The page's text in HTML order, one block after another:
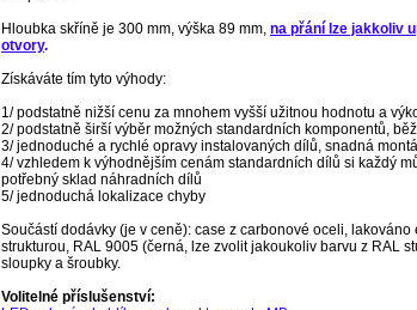
Hloubka skříně je 300 mm, výška 89 mm, na přání lze jakkoliv
otvory.
Získáváte tím tyto výhody:
1/ podstatně nižší cenu za mnohem vyšší užitnou hodnotu a
2/ podstatně širší výběr možných standardních komponentů,
3/ jednoduché a rychlé opravy instalovaných dílů, snadná
4/ vzhledem k výhodnějším cenám standardních dílů si každý
potřebný sklad náhradních dílů
5/ jednoduchá lokalizace chyby
Součástí dodávky (je v ceně): case z carbonové oceli, lakováno
strukturou, RAL 9005 (černá, lze zvolit jakoukoliv barvu z RAL
sloupky a šroubky.
Volitelné příslušenství: